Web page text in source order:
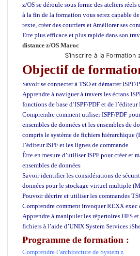
z/OS se déroule sous forme des ateliers réels
à la fin de la formation vous serez capable
texte, créer des courriers et Améliorer ses
Etre plus efficace et plus rapide dans son
distance z/OS Maroc
S’inscrire à la Formation
Objectif de
Savoir se connecter à TSO et démarrer ISPF/
Apprendre à naviguer à travers les écrans
fonctions de base d’ISPF/PDF et de l’éditeur
Comprendre comment utiliser ISPF/PDF
ensembles de données et les ensembles de
compris le système de fichiers hiérarchique
l’éditeur ISPF et les lignes de commande
Être en mesure d’utiliser ISPF pour créer et
ensembles de données
Savoir identifier les considérations de
données pour le stockage virtuel multiple
Pouvoir décrire et utiliser les commandes
Comprendre comment invoquer REXX exec
Apprendre à manipuler les répertoires HFS et
fichiers à l’aide d’UNIX System Services
Programme de formation :
Comprendre l’architecture de System z